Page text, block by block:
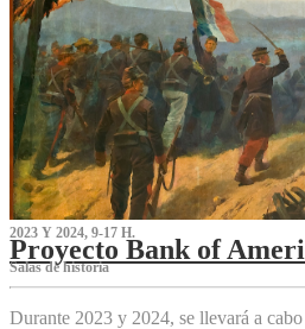
2023 Y 2024, 9-17 H.
Proyecto Bank of
S‌alas de historia
Durante 2023 y 2024, se llevará a